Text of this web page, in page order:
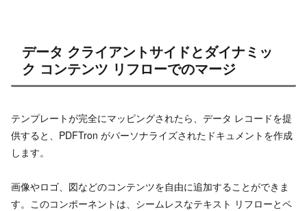
データ クライアントサイドとダイナミッ
ク コンテンツ リフローでのマージ
テンプレートが完全にマッピングされたら、データ レコードを提
供すると、PDFTron がパーソナライズされたドキュメントを作成
します。
画像やロゴ、図などのコンテンツを自由に追加することができま
す。このコンポーネントは、シームレスなテキスト リフローとペ